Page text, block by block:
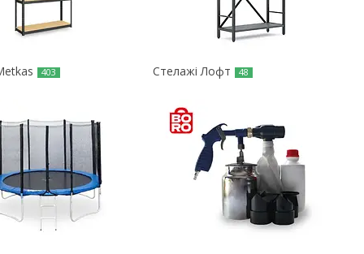
403 Стелажі Лофт 48